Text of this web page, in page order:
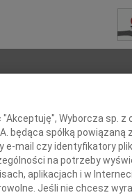
Imię i nazwisko
+
INNE
Wyborcza sp. z
będąca spółką powiązaną
e-mail czy identyfikatory
na potrzeby
aplikacjach i w
Jeśli nie chcesz